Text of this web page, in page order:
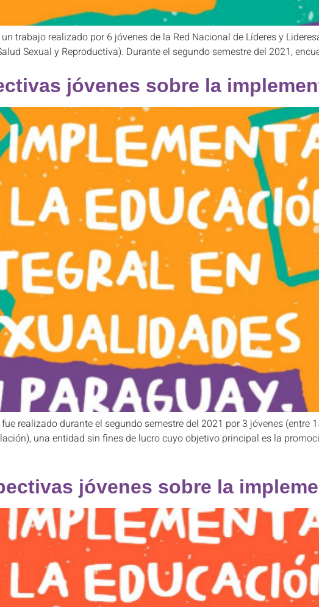
trabajo realizado por 6 jóvenes de la Red Nacional de Líderes y
Sexual y Reproductiva). Durante el segundo semestre del 2021,
jóvenes sobre la
realizado durante el segundo semestre del 2021 por 3 jóvenes (entre
una entidad sin fines de lucro cuyo objetivo principal es la
jóvenes sobre la